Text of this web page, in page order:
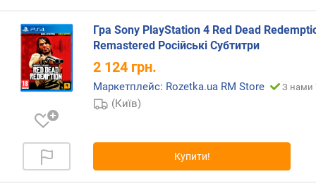
б
е
ж
е
н
н
(
Гра Sony PlayStation 4 Red Dead
Remastered Російські Субтитри
2 124 грн.
Маркетплейс: Rozetka.ua RM Store З нами
(Київ)
Купити!